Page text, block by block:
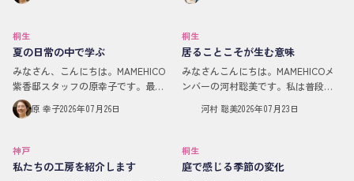
をしてい…
お客さまたち） と…
桐生
夏の日常の中で学ぶ
みなさん、こんにちは。MAMEHICO
紫香邸スタッフの原幸子です。最近
は早朝5時すぎでも、すでに暑い…！
そんな中、朝イチの水まきは打ち水
いて。それも…
原 幸子2026年07月26日
桐生
居ることこそが生む意味
みなさんこんにちは。MAMEHICOメ
ンバーの河村聡美です。私は普段、
す。弁理士というのは特許に関わる
早口言葉でお馴…
河村 聡美2026年07月23日
神戸
私たちの工房を紹介します
桐生
庭で感じる季節の変化